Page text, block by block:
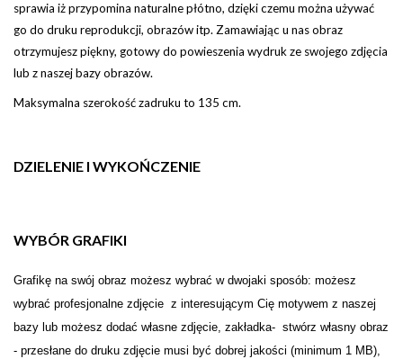
sprawia iż przypomina naturalne płótno, dzięki czemu można używać
go do druku reprodukcji, obrazów itp.Zamawiając u nas obraz
otrzymujesz piękny, gotowy do powieszenia wydruk ze swojego zdjęcia
lub z naszej bazy obrazów.
Maksymalna szerokość zadruku to 135 cm.
DZIELENIE I WYKOŃCZENIE
WYBÓR GRAFIKI
Grafikę na swój obraz możesz wybrać w dwojaki sposób: możesz
wybrać profesjonalne zdjęcie z interesującym Cię motywem z naszej
bazy lub możesz dodać własne zdjęcie, zakładka- stwórz własny obraz
- przesłane do druku zdjęcie musi być dobrej jakości (minimum 1 MB),